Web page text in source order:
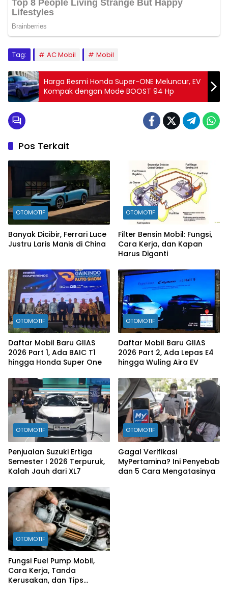
Tag: AC Mobil Mobil
Harga Resmi Honda Super-ONE Meluncur, EV
Kompak dengan Mode BOOST 94 Hp
Pos Terkait
OTOMOTIF
Banyak Dicibir, Ferrari Luce
Justru Laris Manis di China
OTOMOTIF
Filter Bensin Mobil: Fungsi,
Cara Kerja, dan Kapan
Harus Diganti
OTOMOTIF
Daftar Mobil Baru GIIAS
2026 Part 1, Ada BAIC T1
hingga Honda Super One
OTOMOTIF
Daftar Mobil Baru GIIAS
2026 Part 2, Ada Lepas E4
hingga Wuling Aira EV
OTOMOTIF
Penjualan Suzuki Ertiga
Semester I 2026 Terpuruk,
Kalah Jauh dari XL7
OTOMOTIF
Gagal Verifikasi
MyPertamina? Ini Penyebab
dan 5 Cara Mengatasinya
OTOMOTIF
Fungsi Fuel Pump Mobil,
Cara Kerja, Tanda
Kerusakan, dan Tips